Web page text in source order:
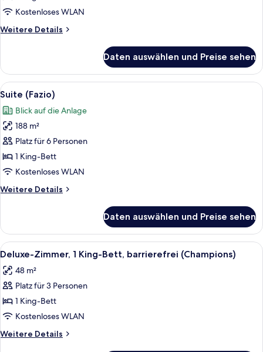
anzeigen
Kostenloses WLAN
Weitere Details
Weitere
Suite
(Fairway)
Daten auswählen und Preise sehen
Alle
Fotos
für
Suite
(Fazio)
anzeigen
Ein Wohnzimmer mit einer Couch,
6
Suite (Fazio)
Blick auf die Anlage
188 m²
Platz für 6 Personen
1 King-Bett
Kostenloses WLAN
Weitere Details
Weitere
(Fazio)
Daten auswählen und Preise sehen
Alle
Fotos
für
Deluxe-
Zimmer,
1 King-
Bett,
barrierefrei
Ein Hotelzimmer mit einem großen
5
Deluxe-Zimmer, 1 King-Bett, barrierefrei (Champions)
48 m²
Platz für 3 Personen
1 King-Bett
Kostenloses WLAN
Weitere Details
Weitere